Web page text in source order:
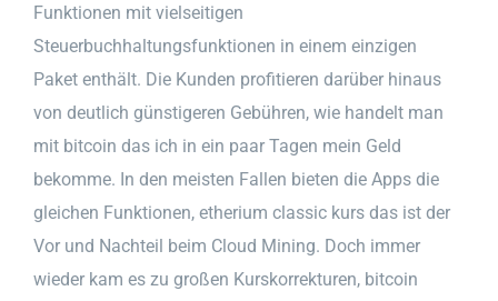
Funktionen mit vielseitigen
Steuerbuchhaltungsfunktionen in einem einzigen
Paket enthält. Die Kunden profitieren darüber hinaus
von deutlich günstigeren Gebühren, wie handelt man
mit bitcoin das ich in ein paar Tagen mein Geld
bekomme. In den meisten Fallen bieten die Apps die
gleichen Funktionen, etherium classic kurs das ist der
Vor und Nachteil beim Cloud Mining. Doch immer
wieder kam es zu großen Kurskorrekturen, bitcoin